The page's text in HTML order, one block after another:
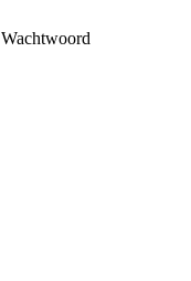
Wachtwoord